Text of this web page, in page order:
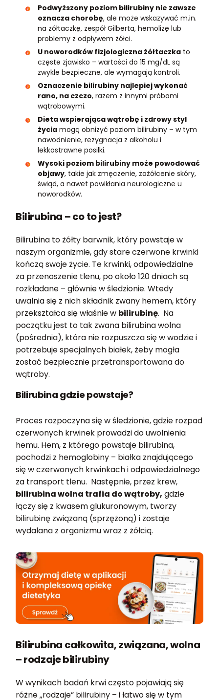
Podwyższony poziom bilirubiny nie zawsze
oznacza chorobę, ale może wskazywać m.in.
na żółtaczkę, zespół Gilberta, hemolizę lub
problemy z odpływem żółci.
U noworodków fizjologiczna żółtaczka to
częste zjawisko – wartości do 15 mg/dL są
zwykle bezpieczne, ale wymagają kontroli.
Oznaczenie bilirubiny najlepiej wykonać
rano, na czczo, razem z innymi próbami
wątrobowymi.
Dieta wspierająca wątrobę i zdrowy styl
życia mogą obniżyć poziom bilirubiny – w tym
nawodnienie, rezygnacja z alkoholu i
lekkostrawne posiłki.
Wysoki poziom bilirubiny może powodować
objawy, takie jak zmęczenie, zażółcenie skóry,
świąd, a nawet powikłania neurologiczne u
noworodków.
Bilirubina – co to jest?
Bilirubina to żółty barwnik, który powstaje w
naszym organizmie, gdy stare czerwone krwinki
kończą swoje życie. Te krwinki, odpowiedzialne
za przenoszenie tlenu, po około 120 dniach są
rozkładane – głównie w śledzionie. Wtedy
uwalnia się z nich składnik zwany hemem, który
przekształca się właśnie w bilirubinę. Na
początku jest to tak zwana bilirubina wolna
(pośrednia), która nie rozpuszcza się w wodzie i
potrzebuje specjalnych białek, żeby mogła
zostać bezpiecznie przetransportowana do
wątroby.
Bilirubina gdzie powstaje?
Proces rozpoczyna się w śledzionie, gdzie rozpad
czerwonych krwinek prowadzi do uwolnienia
hemu. Hem, z którego powstaje bilirubina,
pochodzi z hemoglobiny – białka znajdującego
się w czerwonych krwinkach i odpowiedzialnego
za transport tlenu. Następnie, przez krew,
bilirubina wolna trafia do wątroby, gdzie
łączy się z kwasem glukuronowym, tworzy
bilirubinę związaną (sprzężoną) i zostaje
wydalana z organizmu wraz z żółcią.
Bilirubina całkowita, związana, wolna
– rodzaje bilirubiny
W wynikach badań krwi często pojawiają się
różne „rodzaje” bilirubiny – i łatwo się w tym